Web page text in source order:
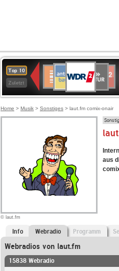
Top 10
Zuletzt
Deutschlandfunk
90er
OLDIE
ANTENNE
4
KLASSIK
Deutschlandfunk
KulturBAYERN
2
Kultur
NDR
2
Home > Musik > Sonstiges > laut.fm comix-onair
© laut.fm
aus
Info Webradio Programm
Webradios von laut.fm
15838 Webradio